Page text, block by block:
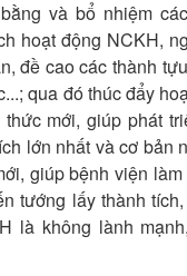
và bổ nhiệm
hoạt động NCKH,
đề cao các thành
qua đó thúc đẩy
mới, giúp phát
lớn nhất và cơ bản
giúp bệnh viện
tướng lấy thành
là không lành